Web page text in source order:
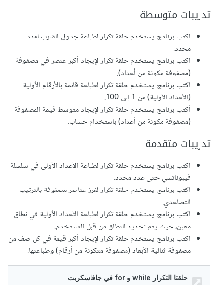
تدريبات متوسطة
اكتب برنامج يستخدم حلقة تكرار لطباعة جدول الضرب لعدد
محدد.
اكتب برنامج يستخدم حلقة تكرار لإيجاد أكبر عنصر في مصفوفة
(مصفوفة مكونة من أعداد).
اكتب برنامج يستخدم حلقة تكرار لطباعة قائمة بالأرقام الأولية
(الأعداد الأولية) من 1 إلى 100.
أكتب برنامج يستخدم حلقة تكرار لإيجاد متوسط قيمة المصفوفة
(مصفوفة مكونة من أعداد) باستخدام حساب.
تدريبات متقدمة
اكتب برنامج يستخدم حلقة تكرار لطباعة الأعداد الأولى في سلسلة
فيبوناتشي حتى عدد محدد.
اكتب برنامج يستخدم حلقة تكرار لفرز عناصر مصفوفة بالترتيب
التصاعدي.
اكتب برنامج يستخدم حلقة تكرار لطباعة الأعداد الأولية في نطاق
معين، حيث يتم تحديد النطاق من قبل المستخدم.
اكتب برنامج يستخدم حلقة تكرار لإيجاد أكبر قيمة في كل صف من
مصفوفة ثنائية الأبعاد (مصفوفة متكونة من أرقام) وطباعتها.